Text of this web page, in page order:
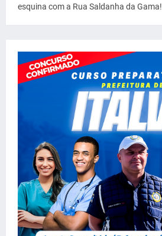
esquina com a Rua Saldanha da Gama!